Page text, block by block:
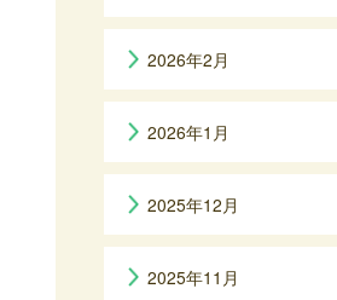
2026年2月
2026年1月
2025年12月
2025年11月